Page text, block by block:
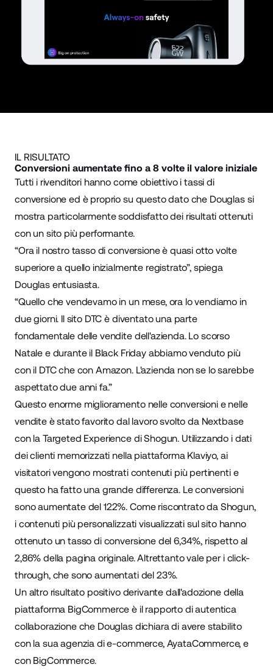
IL RISULTATO
Conversioni aumentate fino a 8 volte il valore iniziale
Tutti i rivenditori hanno come obiettivo i tassi di
conversione ed è proprio su questo dato che Douglas si
mostra particolarmente soddisfatto dei risultati ottenuti
con un sito più performante.
“Ora il nostro tasso di conversione è quasi otto volte
superiore a quello inizialmente registrato”, spiega
Douglas entusiasta.
“Quello che vendevamo in un mese, ora lo vendiamo in
due giorni. Il sito DTC è diventato una parte
fondamentale delle vendite dell'azienda. Lo scorso
Natale e durante il Black Friday abbiamo venduto più
con il DTC che con Amazon. L'azienda non se lo sarebbe
aspettato due anni fa.”
Questo enorme miglioramento nelle conversioni e nelle
vendite è stato favorito dal lavoro svolto da Nextbase
con la Targeted Experiencedi Shogun. Utilizzando i dati
dei clienti memorizzati nella piattaforma Klaviyo, ai
visitatori vengono mostrati contenuti più pertinenti e
questo ha fatto una grande differenza. Le conversioni
sono aumentate del 122%. Come riscontrato da Shogun,
i contenuti più personalizzati visualizzati sul sito hanno
ottenuto un tasso di conversione del 6,34%, rispetto al
2,86% della pagina originale. Altrettanto vale per i click-
through, che sono aumentati del 23%.
Un altro risultato positivo derivante dall'adozione della
piattaforma BigCommerce è il rapporto di autentica
collaborazione che Douglas dichiara di avere stabilito
con la sua agenzia di e-commerce, AyataCommerce, e
con BigCommerce.